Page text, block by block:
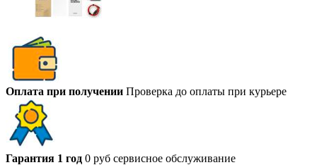
Оплата при получении Проверка до оплаты при курьере
Гарантия 1 год 0 руб сервисное обслуживание